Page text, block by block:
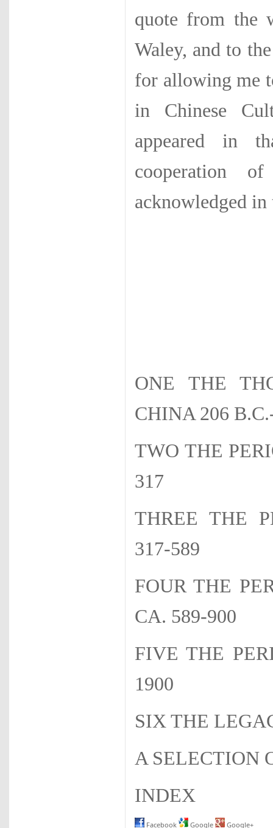
quote from the
Waley, and to
for allow­ing me
in Chinese
appeared in
cooperation
acknowledged
ONE THE
CHINA 206
TWO THE
317
THREE THE
317-589
FOUR THE
CA. 589-900
FIVE THE
1900
SIX THE
A SELECTION
INDEX
Facebook Google Google+